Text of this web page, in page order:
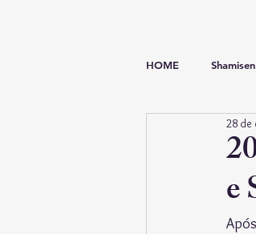
HOME Shamisen
e
28 de